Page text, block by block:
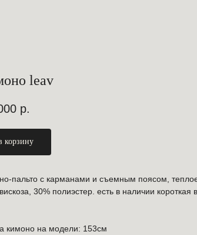
leav
р.
корзину
пальто с карманами и съемным поясом,
30% полиэстер. есть в наличии
кимоно на модели: 153см